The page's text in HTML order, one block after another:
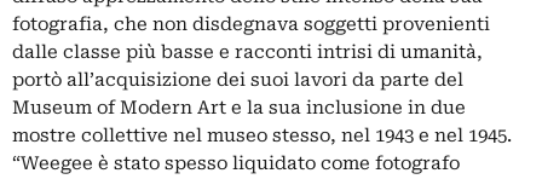
fotografia, che non disdegnava soggetti provenienti
dalle classe più basse e racconti intrisi di umanità,
portò all’acquisizione dei suoi lavori da parte del
Museum of Modern Art e la sua inclusione in due
mostre collettive nel museo stesso, nel 1943 e nel 1945.
“Weegee è stato spesso liquidato come fotografo